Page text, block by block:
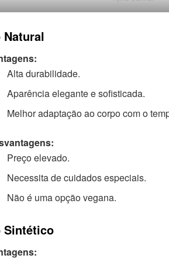
Natural
Alta durabilidade.
Aparência elegante e sofisticada.
Melhor adaptação ao corpo com o
Preço elevado.
Necessita de cuidados especiais.
Não é uma opção vegana.
Sintético